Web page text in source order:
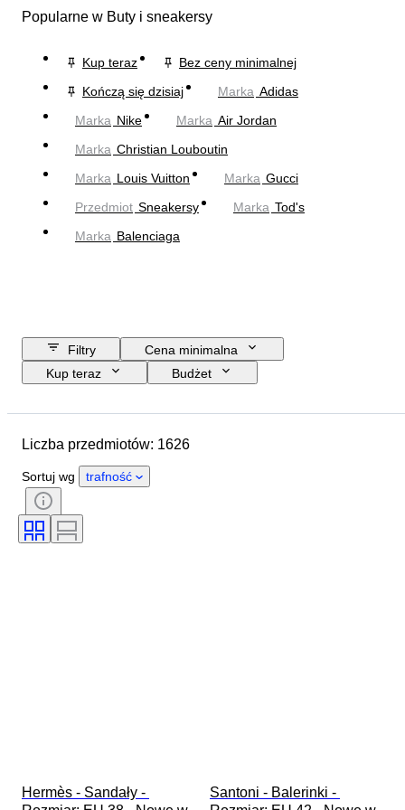
Popularne w Buty i sneakersy
Kup teraz
Bez ceny minimalnej
Kończą się dzisiaj
Marka Adidas
Marka Nike Marka Air Jordan
Marka Christian Louboutin
Marka Louis Vuitton Marka Gucci
Przedmiot Sneakersy Marka Tod's
Marka Balenciaga
Filtry
Cena minimalna
Kup teraz
Budżet
Przedmiot
Kraj pochodzenia
Materiał
Podpis
Akcesoria w zestawie
Model
Liczba przedmiotów: 1626
Sortuj wg trafność
Hermès - Sandały -
Santoni - Balerinki -